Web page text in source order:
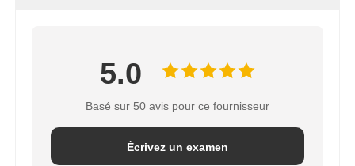
5.0
Basé sur 50 avis pour ce fournisseur
Écrivez un examen